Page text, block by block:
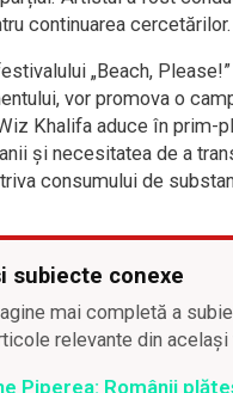
continuarea cercetărilor.
„Beach,
vor promova o
Khalifa aduce în prim-
și necesitatea de a
consumului de
subiecte conexe
mai completă a
relevante din același
Piperea: Românii